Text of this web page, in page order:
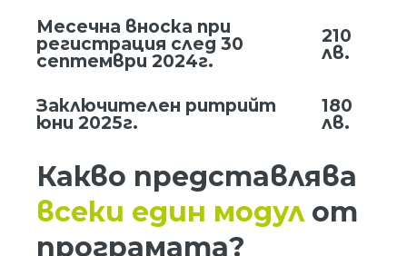
Месечна вноска при
регистрация след 30
септември 2024г.
210
лв.
Заключителен ритрийт
юни 2025г.
180
лв.
Какво представлява
всеки един модулот
програмата?